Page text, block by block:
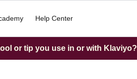
Help Center
or tip you use in or with Klaviyo?